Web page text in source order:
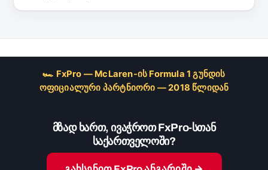
🏎 FxPro — McLaren-ის Formula 1 გუნდის
ოფიციალური პარტნიორი — 2018 წლიდან
მზად ხართ, ივაჭროთ FxPro-სთან
საქართველოში?